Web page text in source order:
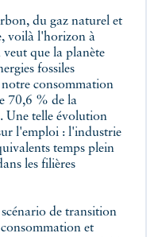
voilà l'horizon à
que la planète
fossiles
consommation
70,6 % de la
Une telle évolution
l'emploi : l'industrie
temps plein
les filières
de transition
et